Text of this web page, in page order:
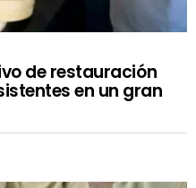
de restauración
en un gran